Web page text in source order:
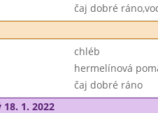
čaj dobré
chléb
hermelínová
čaj dobré ráno
1. 2022